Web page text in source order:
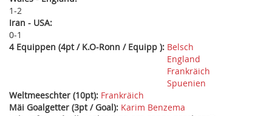
1 2
Iran - USA:
0 1
4 Equippen (4pt / K.O-Ronn / Equipp ): Belsch
England
Frankräich
Spuenien
Weltmeeschter (10pt): Frankräich
Mäi Goalgetter (3pt / Goal): Karim Benzema